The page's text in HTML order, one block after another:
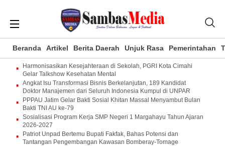
Beranda Artikel Berita Daerah Unjuk Rasa Pemerintahan
Harmonisasikan Kesejahteraan di Sekolah, PGRI Kota Cimahi
Gelar Talkshow Kesehatan Mental
Angkat Isu Transformasi Bisnis Berkelanjutan, 189 Kandidat
Doktor Manajemen dari Seluruh Indonesia Kumpul di UNPAR
PPPAU Jatim Gelar Bakti Sosial Khitan Massal Menyambut Bulan
Bakti TNI AU ke-79
Sosialisasi Program Kerja SMP Negeri 1 Margahayu Tahun Ajaran
2026-2027
Patriot Unpad Bertemu Bupati Fakfak, Bahas Potensi dan
Tantangan Pengembangan Kawasan Bomberay-Tomage